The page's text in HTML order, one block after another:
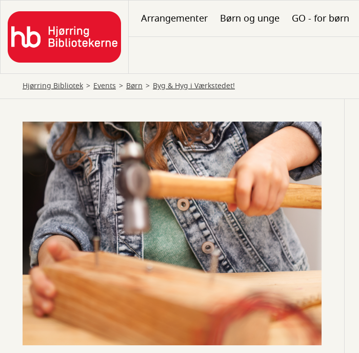
hovedindhold
Arrangementer Børn og unge GO - for børn
Hjørring Bibliotek Events Børn Byg & Hyg i Værkstedet!